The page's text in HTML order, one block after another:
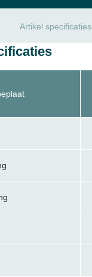
Artikel specificaties